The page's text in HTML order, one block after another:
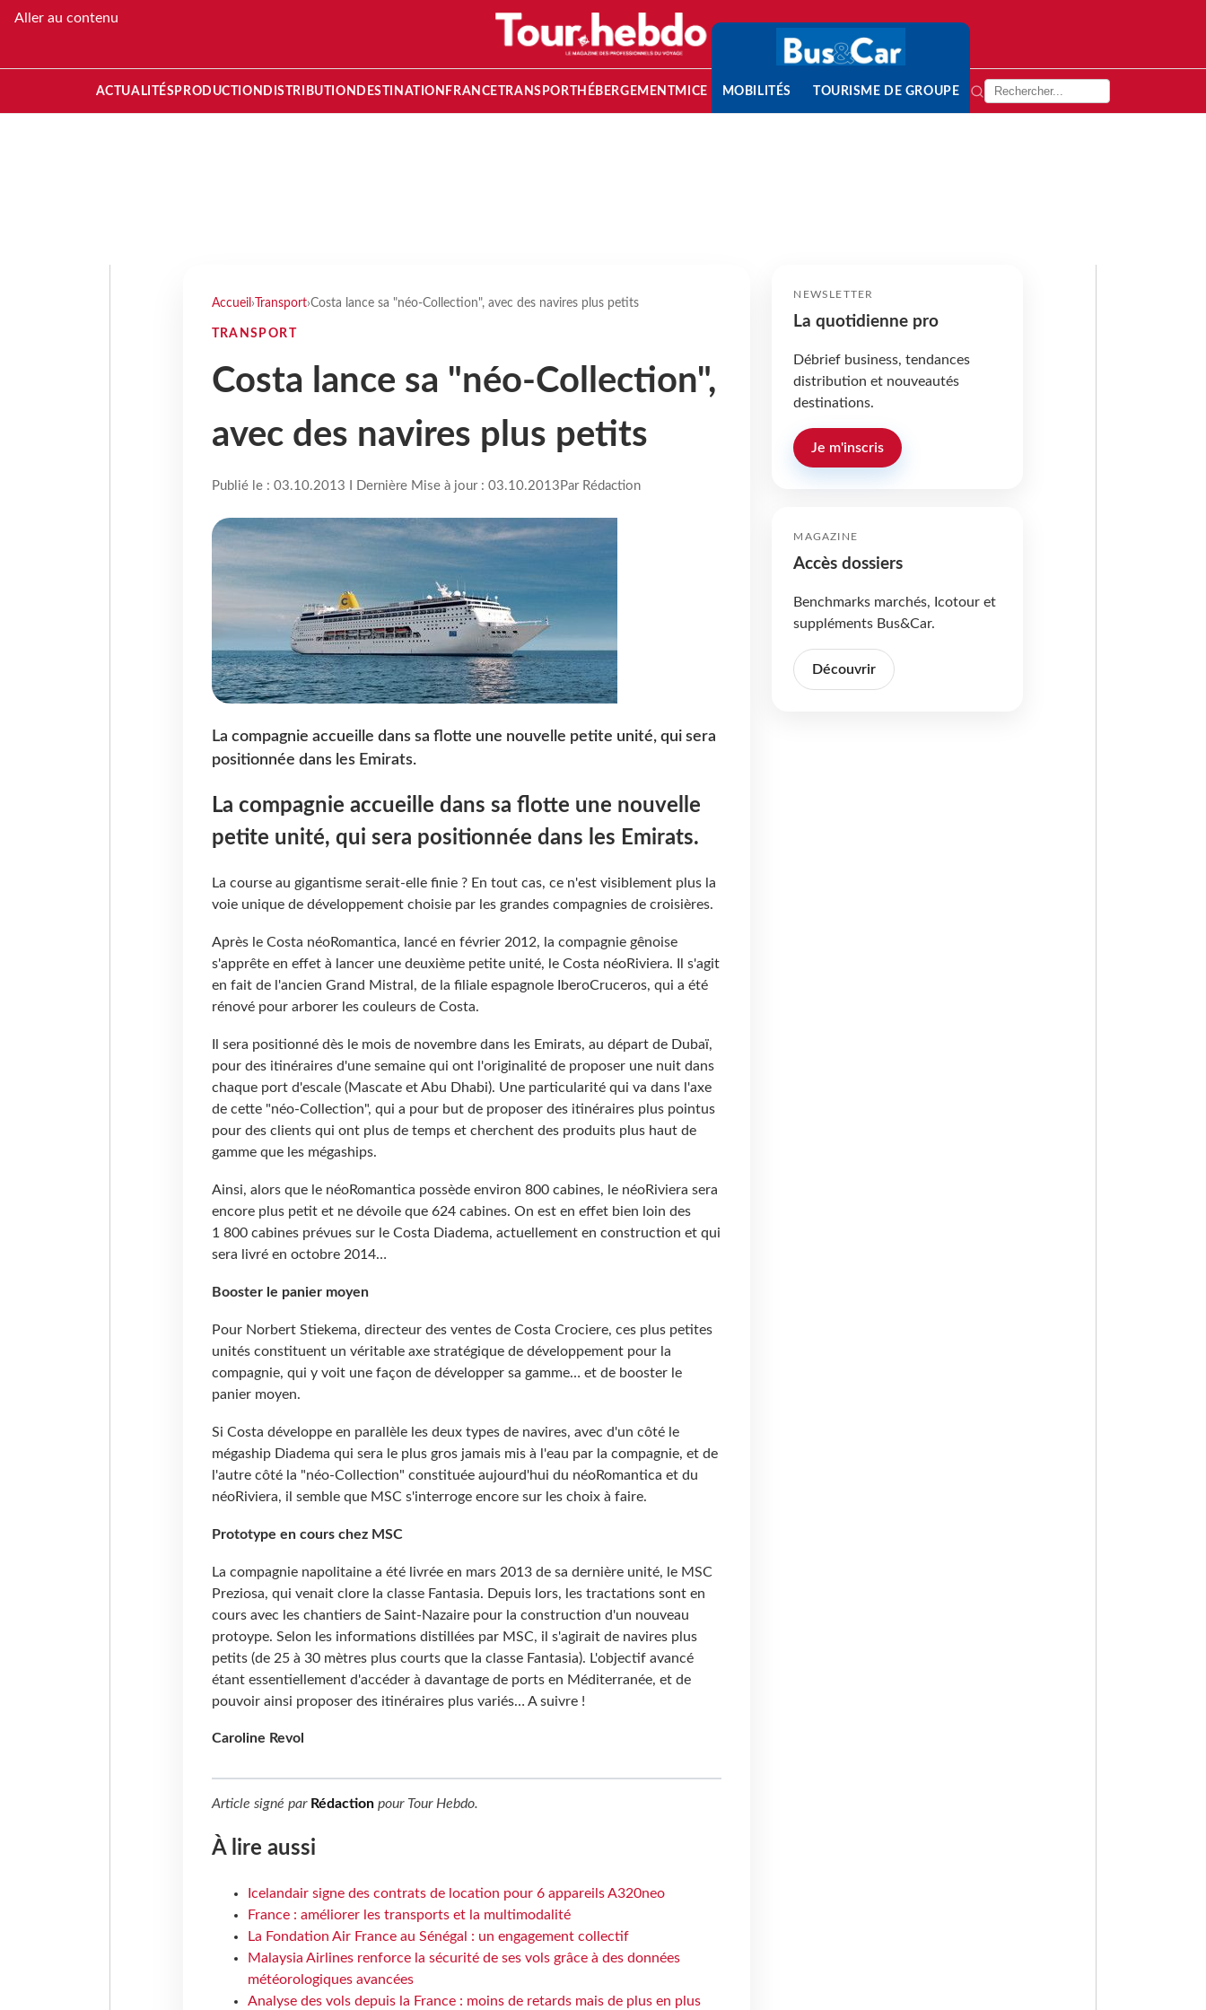
Aller au contenu
ACTUALITÉS PRODUCTION DISTRIBUTION DESTINATION FRANCETRANSPORT HÉBERGEMENTMICE MOBILITÉS TOURISME DE GROUPE
Accueil › Transport›Costa lance sa "néo-Collection", avec des navires plus petits
TRANSPORT
Costa lance sa "néo-Collection",
avec des navires plus petits
Publié le : 03.10.2013 I Dernière Mise à jour : 03.10.2013 Par Rédaction
La compagnie accueille dans sa flotte une nouvelle petite unité, qui sera
positionnée dans les Emirats.
La compagnie accueille dans sa flotte une nouvelle
petite unité, qui sera positionnée dans les Emirats.
La course au gigantisme serait-elle finie ? En tout cas, ce n'est visiblement plus la
voie unique de développement choisie par les grandes compagnies de croisières.
Après le Costa néoRomantica, lancé en février 2012, la compagnie gênoise
s'apprête en effet à lancer une deuxième petite unité, le Costa néoRiviera. Il s'agit
en fait de l'ancien Grand Mistral, de la filiale espagnole IberoCruceros, qui a été
rénové pour arborer les couleurs de Costa.
Il sera positionné dès le mois de novembre dans les Emirats, au départ de Dubaï,
pour des itinéraires d'une semaine qui ont l'originalité de proposer une nuit dans
chaque port d'escale (Mascate et Abu Dhabi). Une particularité qui va dans l'axe
de cette "néo-Collection", qui a pour but de proposer des itinéraires plus pointus
pour des clients qui ont plus de temps et cherchent des produits plus haut de
gamme que les mégaships.
Ainsi, alors que le néoRomantica possède environ 800 cabines, le néoRiviera sera
encore plus petit et ne dévoile que 624 cabines. On est en effet bien loin des
1 800 cabines prévues sur le Costa Diadema, actuellement en construction et qui
sera livré en octobre 2014…
Booster le panier moyen
Pour Norbert Stiekema, directeur des ventes de Costa Crociere, ces plus petites
unités constituent un véritable axe stratégique de développement pour la
compagnie, qui y voit une façon de développer sa gamme… et de booster le
panier moyen.
Si Costa développe en parallèle les deux types de navires, avec d'un côté le
mégaship Diadema qui sera le plus gros jamais mis à l'eau par la compagnie, et de
l'autre côté la "néo-Collection" constituée aujourd'hui du néoRomantica et du
néoRiviera, il semble que MSC s'interroge encore sur les choix à faire.
Prototype en cours chez MSC
La compagnie napolitaine a été livrée en mars 2013 de sa dernière unité, le MSC
Preziosa, qui venait clore la classe Fantasia. Depuis lors, les tractations sont en
cours avec les chantiers de Saint-Nazaire pour la construction d'un nouveau
protoype. Selon les informations distillées par MSC, il s'agirait de navires plus
petits (de 25 à 30 mètres plus courts que la classe Fantasia). L'objectif avancé
étant essentiellement d'accéder à davantage de ports en Méditerranée, et de
pouvoir ainsi proposer des itinéraires plus variés… A suivre !
Caroline Revol
Article signé par Rédactionpour Tour Hebdo.
À lire aussi
Icelandair signe des contrats de location pour 6 appareils A320neo
France : améliorer les transports et la multimodalité
La Fondation Air France au Sénégal : un engagement collectif
Malaysia Airlines renforce la sécurité de ses vols grâce à des données
météorologiques avancées
Analyse des vols depuis la France : moins de retards mais de plus en plus
NEWSLETTER
La quotidienne pro
Débrief business, tendances
distribution et nouveautés
destinations.
Je m'inscris
MAGAZINE
Accès dossiers
Benchmarks marchés, Icotour et
suppléments Bus&Car.
Découvrir